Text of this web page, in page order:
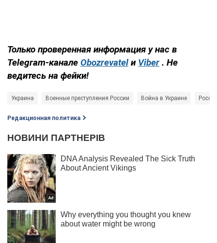
Только проверенная информация у нас в
Telegram-канале Obozrevatel и Viber . Не
ведитесь на фейки!
Украина Военные преступления России Война в Украине
Редакционная политика